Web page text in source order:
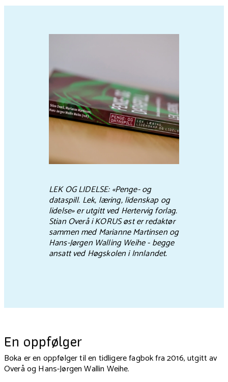
LEK OG LIDELSE: «Penge- og
dataspill. Lek, læring, lidenskap og
lidelse» er utgitt ved Hertervig forlag.
Stian Overå i KORUS øst er redaktør
sammen med Marianne Martinsen og
Hans-Jørgen Walling Weihe - begge
ansatt ved Høgskolen i Innlandet.
En oppfølger
Boka er en oppfølger til en tidligere fagbok fra 2016, utgitt av
Overå og Hans-Jørgen Wallin Weihe.